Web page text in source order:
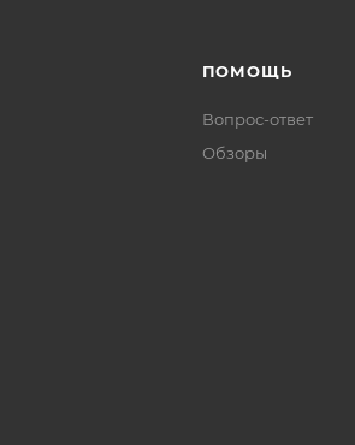
ПОМОЩЬ
Вопрос-ответ
Обзоры